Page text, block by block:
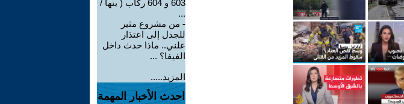
603 و 604 ركاب ( بنها /
...
- من مشروع مثير
للجدل إلى اعتذار
علني.. ماذا حدث داخل
الفيفا؟ ...
المزيد.....
احدث الأخبار المهمة